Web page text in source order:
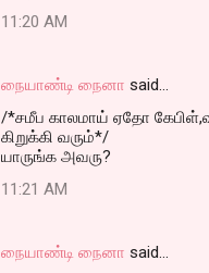
11:20 AM
நையாண்டி நைனா said…
/*சமீப காலமாய் ஏதோ
கிறுக்கி வரும்*/
யாருங்க அவரு?
11:21 AM
நையாண்டி நைனா said…